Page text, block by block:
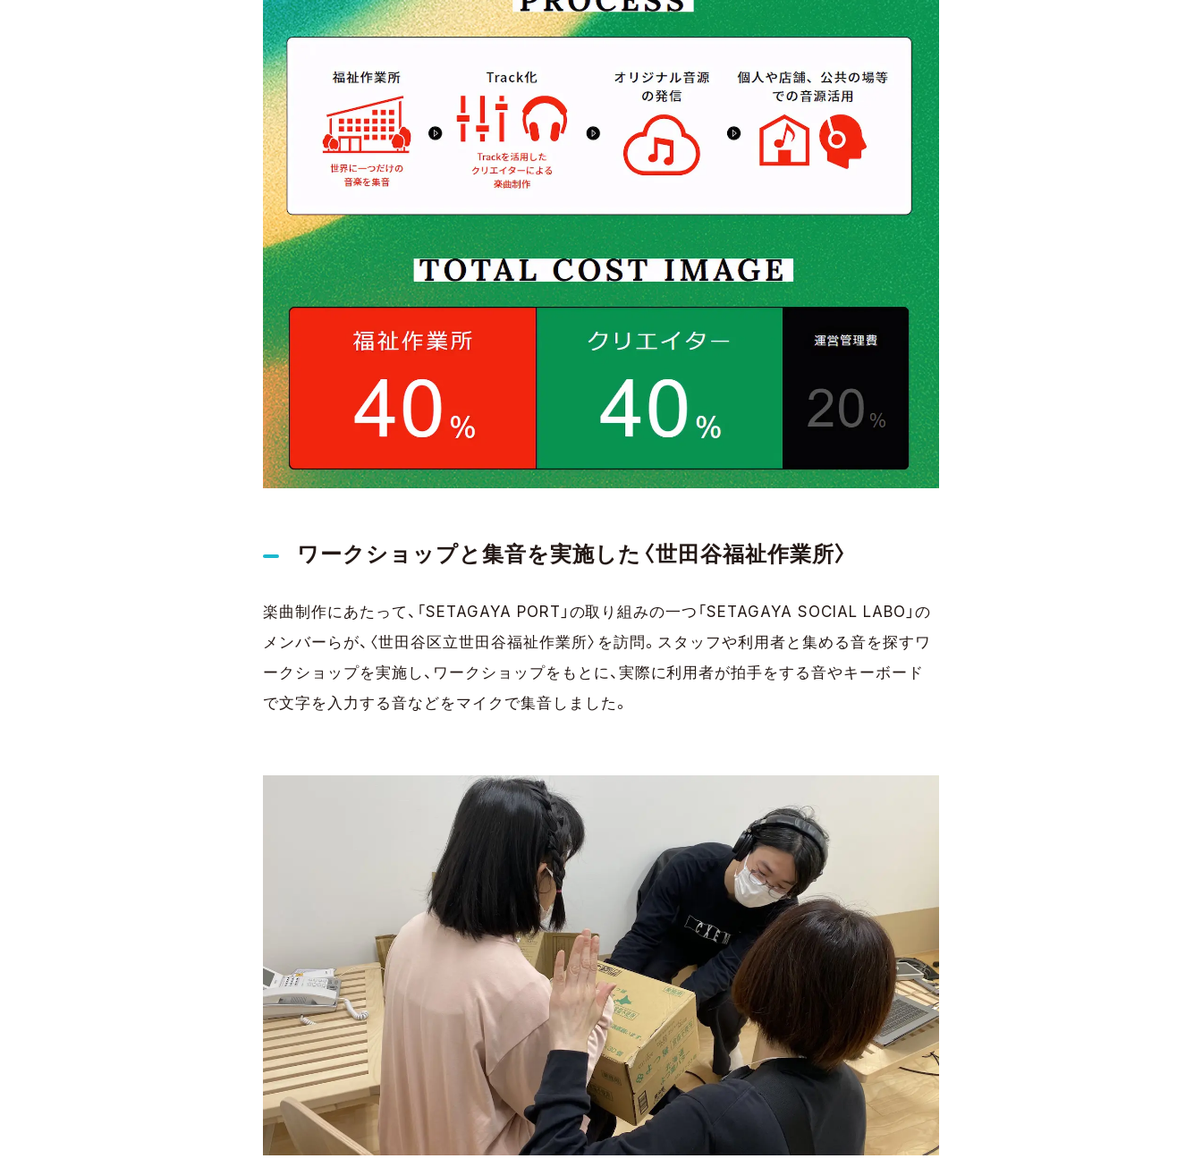
ワークショップと集音を実施した〈世田谷福祉作業所〉
楽曲制作にあたって、「SETAGAYA PORT」の取り組みの一つ「SETAGAYA SOCIAL LABO」の
メンバーらが、〈世田谷区立世田谷福祉作業所〉を訪問。スタッフや利用者と集める音を探すワ
ークショップを実施し、ワークショップをもとに、実際に利用者が拍手をする音やキーボード
で文字を入力する音などをマイクで集音しました。